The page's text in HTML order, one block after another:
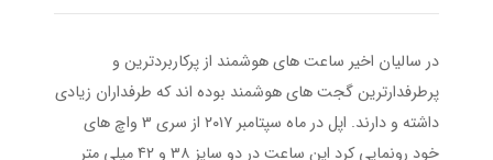
در سالیان اخیر ساعت های هوشمند از پرکاربردترین و
پرطرفدارترین گجت های هوشمند بوده اند که طرفداران زیادی
داشته و دارند. اپل در ماه سپتامبر ۲۰۱۷ از سری 3 واچ های
خود رونمایی کرد این ساعت در دو سایز ۳۸ و ۴۲ میلی متر